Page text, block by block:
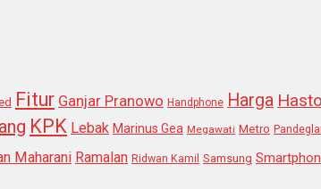
Fitur Ganjar Pranowo Handphone Harga
KPK Lebak Marinus Gea Megawati Metro
Maharani Ramalan Ridwan Kamil Samsung